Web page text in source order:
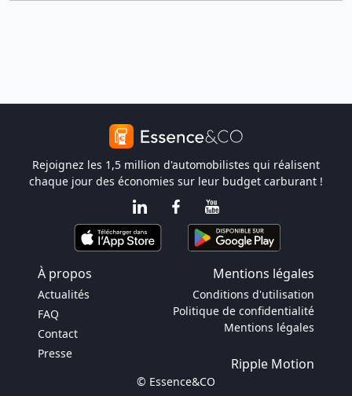
Rejoignez les 1,5 million d'automobilistes qui réalisent
chaque jour des économies sur leur budget carburant !
À propos Mentions légales
Actualités
FAQ
Contact
Presse
Conditions d'utilisation
Politique de confidentialité
Mentions légales
Ripple Motion
© Essence&CO